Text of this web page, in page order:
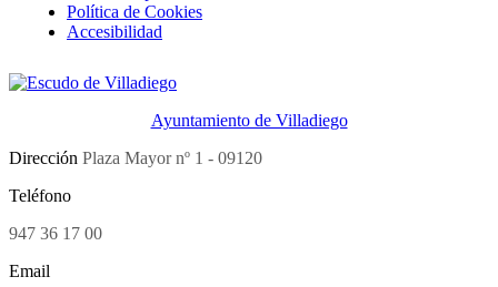
Política de Cookies
Accesibilidad
Ayuntamiento de Villadiego
Dirección Plaza Mayor nº 1 - 09120
Teléfono
947 36 17 00
Email